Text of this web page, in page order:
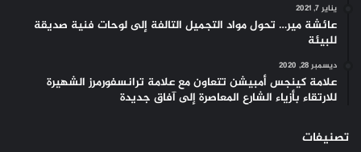
يناير 7, 2021
عائشة مير… تحول مواد التجميل التالفة إلى لوحات فنية صديقة
للبيئة
ديسمبر 28, 2020
علامة كينجس أمبيشن تتعاون مع علامة ترانسفورمرز الشهيرة
للارتقاء بأزياء الشارع المعاصرة إلى آفاق جديدة
تصنيفات